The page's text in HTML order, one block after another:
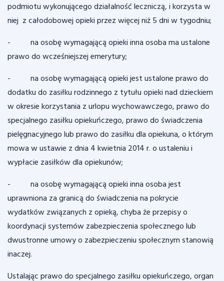
podmiotu wykonującego działalność leczniczą, i korzysta w
niej z całodobowej opieki przez więcej niż 5 dni w tygodniu;
- na osobę wymagającą opieki inna osoba ma ustalone
prawo do wcześniejszej emerytury;
- na osobę wymagającą opieki jest ustalone prawo do
dodatku do zasiłku rodzinnego z tytułu opieki nad dzieckiem
w okresie korzystania z urlopu wychowawczego, prawo do
specjalnego zasiłku opiekuńczego, prawo do świadczenia
pielęgnacyjnego lub prawo do zasiłku dla opiekuna, o którym
mowa w ustawie z dnia 4 kwietnia 2014 r. o ustaleniu i
wypłacie zasiłków dla opiekunów;
- na osobę wymagającą opieki inna osoba jest
uprawniona za granicą do świadczenia na pokrycie
wydatków związanych z opieką, chyba że przepisy o
koordynacji systemów zabezpieczenia społecznego lub
dwustronne umowy o zabezpieczeniu społecznym stanowią
inaczej.
Ustalając prawo do specjalnego zasiłku opiekuńczego, organ